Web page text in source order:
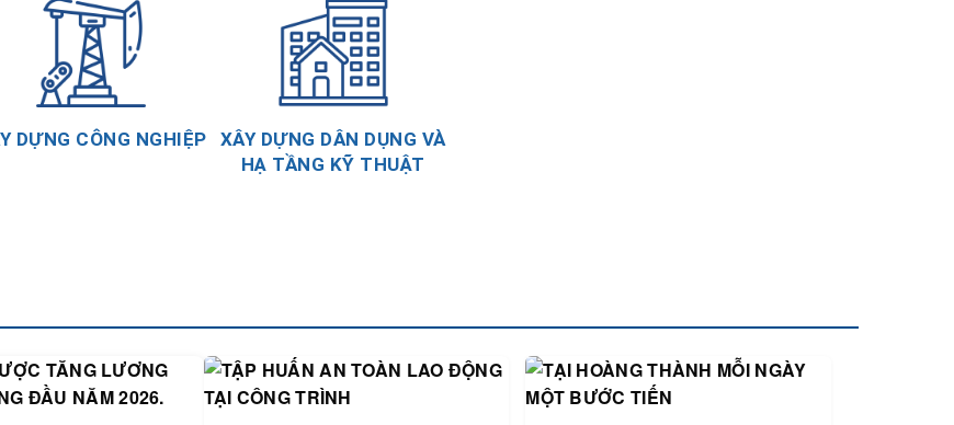
DỰNG CÔNG NGHIỆP
XÂY DỰNG DÂN DỤNG VÀ
HẠ TẦNG KỸ THUẬT